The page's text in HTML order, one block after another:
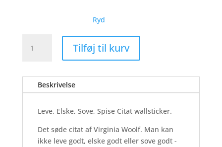
Ryd
Elske,
Wallsticker
Tilføj til kurv
Beskrivelse
Leve, Elske, Sove, Spise Citat wallsticker.
Det søde citat af Virginia Woolf. Man kan
ikke leve godt, elske godt eller sove godt -